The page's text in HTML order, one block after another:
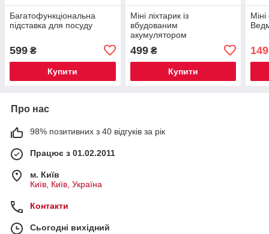
Багатофункціональна
підставка для посуду
599 ₴
Купити
Міні ліхтарик із
вбудованим
акумулятором
499₴
Купити
149
Про нас
98% позитивних з 40 відгуків за рік
Працює з 01.02.2011
м. Київ
Київ, Київ, Україна
Контакти
Сьогодні вихідний